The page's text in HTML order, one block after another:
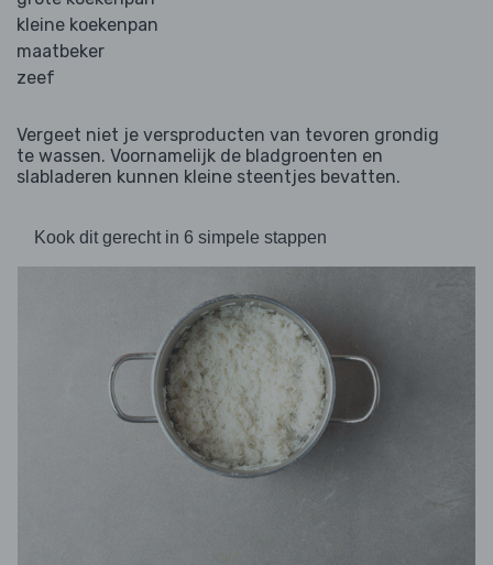
kleine koekenpan
maatbeker
zeef
Vergeet niet je versproducten van tevoren grondig
te wassen. Voornamelijk de bladgroenten en
slabladeren kunnen kleine steentjes bevatten.
Kook dit gerecht in 6 simpele stappen